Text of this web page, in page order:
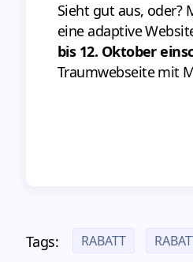
Sieht gut aus, oder?
eine adaptive
bis 12. Oktober
Traumwebseite mit
Tags: RABATT